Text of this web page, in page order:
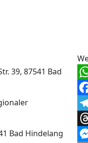
39, 87541 Bad
Bad Hindelang